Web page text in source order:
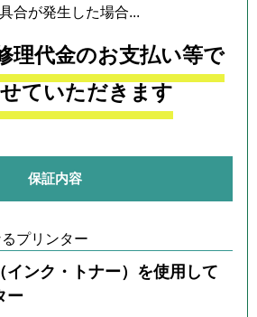
合が発生した場合...
理代金のお支払い等で
ていただきます
保証内容
プリンター
インク・トナー）を使用して
ー